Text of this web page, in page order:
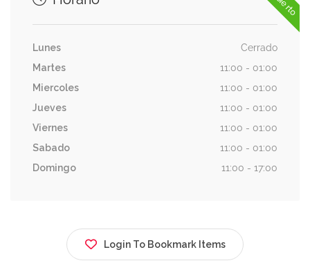
Lunes
Cerrado
Martes
11:00 - 01:00
Miercoles
11:00 - 01:00
Jueves
11:00 - 01:00
Viernes
11:00 - 01:00
Sabado
11:00 - 01:00
Domingo
11:00 - 17:00
Login To Bookmark Items